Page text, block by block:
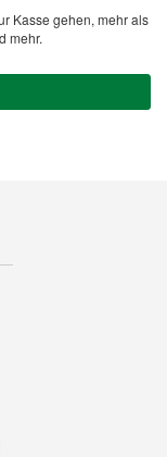
Kasse gehen, mehr als
mehr.